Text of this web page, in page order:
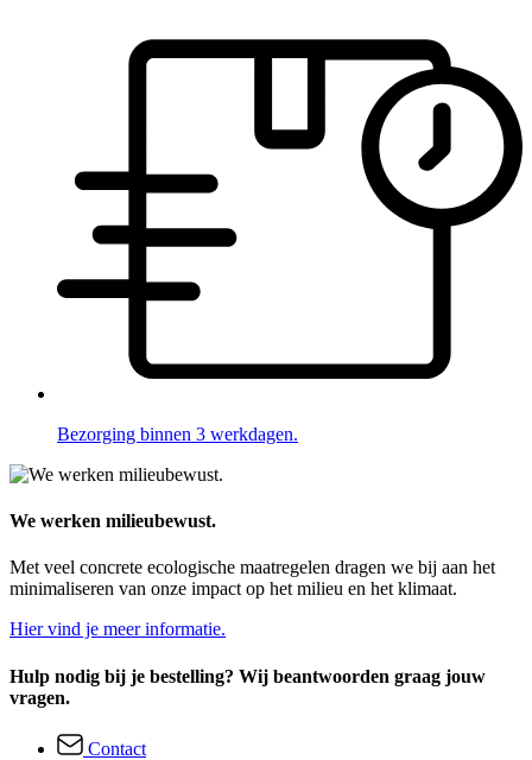
Bezorging binnen 3 werkdagen.
We werken milieubewust.
Met veel concrete ecologische maatregelen dragen we bij aan het
minimaliseren van onze impact op het milieu en het klimaat.
Hier vind je meer informatie.
Hulp nodig bij je bestelling? Wij beantwoorden graag jouw
vragen.
Contact